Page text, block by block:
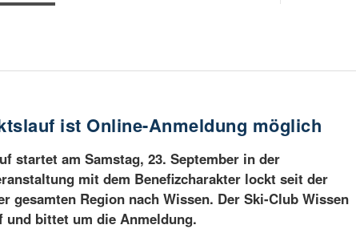
ist Online-Anmeldung möglich
startet am Samstag, 23. September in der
mit dem Benefizcharakter lockt seit der
gesamten Region nach Wissen. Der Ski-Club Wissen
bittet um die Anmeldung.